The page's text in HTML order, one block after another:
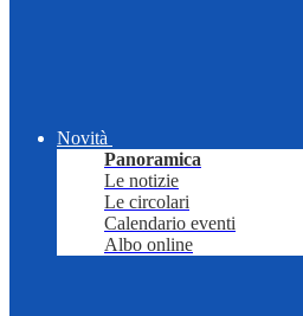
Novità
Panoramica
Le notizie
Le circolari
Calendario eventi
Albo online